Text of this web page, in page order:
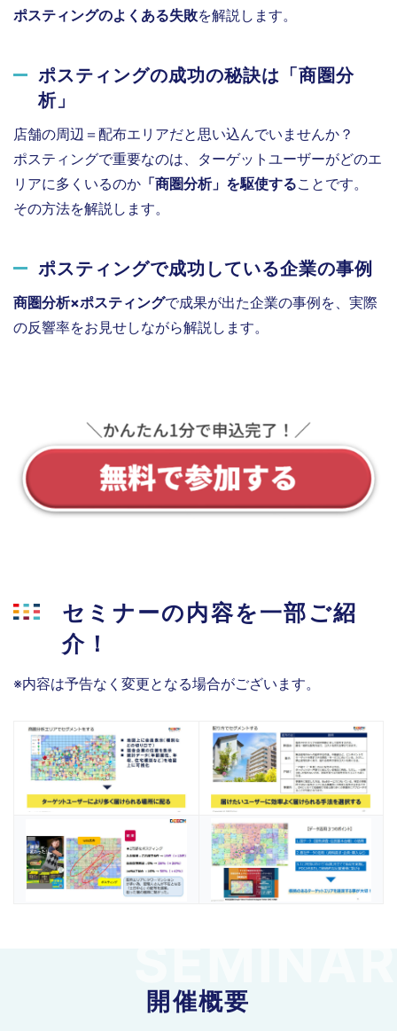
ポスティングのよくある失敗を解説します。
ポスティングの成功の秘訣は「商圏分
析」
店舗の周辺＝配布エリアだと思い込んでいませんか？
ポスティングで重要なのは、ターゲットユーザーがどのエ
リアに多くいるのか 「商圏分析」を駆使することです。
その方法を解説します。
ポスティングで成功している企業の事例
商圏分析×ポスティングで成果が出た企業の事例を、実際
の反響率をお見せしながら解説します。
セミナーの内容を一部ご紹
介！
※内容は予告なく変更となる場合がございます。
開催概要